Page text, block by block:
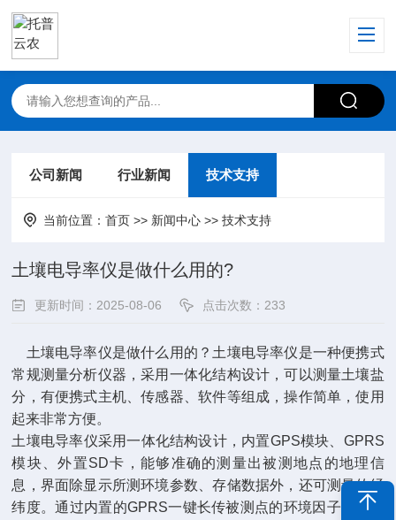
公司新闻 行业新闻 技术支持
当前位置：首页 >> 新闻中心 >>技术支持
土壤电导率仪是做什么用的?
更新时间：2025-08-06 点击次数：233
土壤电导率仪是做什么用的？土壤电导率仪是一种便携式
常规测量分析仪器，采用一体化结构设计，可以测量土壤盐
分，有便携式主机、传感器、软件等组成，操作简单，使用
起来非常方便。
土壤电导率仪采用一体化结构设计，内置GPS模块、GPRS
模块、外置SD卡，能够准确的测量出被测地点的地理信
息，界面除显示所测环境参数、存储数据外，还可测量的经
纬度。通过内置的GPRS一键长传被测点的环境因子测量数